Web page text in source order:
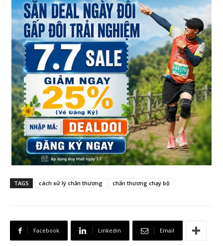
TAGS cách xử lý chấn thương chấn thương chạy bộ
Facebook Linkedin Email